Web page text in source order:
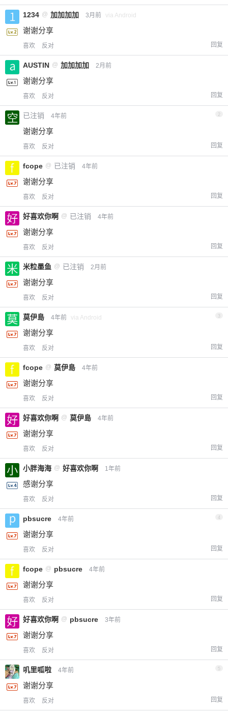
1234 @ 加加加加 3月前 via Android
谢谢分享
喜欢 反对 回复
AUSTIN @ 加加加加 2月前
谢谢分享
喜欢 反对 回复
已注销 4年前 2
谢谢分享
喜欢 反对 回复
fcope @ 已注销 4年前
谢谢分享
喜欢 反对 回复
好喜欢你啊 @ 已注销 4年前
谢谢分享
喜欢 反对 回复
米粒墨鱼 @ 已注销 2月前
谢谢分享
喜欢 反对 回复
莫伊島 4年前 via Android 3
谢谢分享
喜欢 反对 回复
fcope @ 莫伊島 4年前
谢谢分享
喜欢 反对 回复
好喜欢你啊 @ 莫伊島 4年前
谢谢分享
喜欢 反对 回复
小胖海海 @ 好喜欢你啊 1年前
感谢分享
喜欢 反对 回复
pbsucre 4年前 4
谢谢分享
喜欢 反对 回复
fcope @ pbsucre 4年前
谢谢分享
喜欢 反对 回复
好喜欢你啊 @ pbsucre 3年前
谢谢分享
喜欢 反对 回复
叽里呱啦 4年前 5
谢谢分享
喜欢 反对 回复